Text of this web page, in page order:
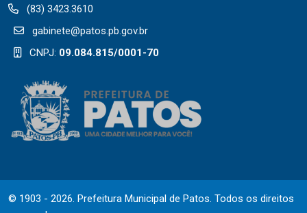
(83) 3423.3610
gabinete@patos.pb.gov.br
CNPJ: 09.084.815/0001-70
© 1903 - 2026. Prefeitura Municipal de Patos. Todos os direitos